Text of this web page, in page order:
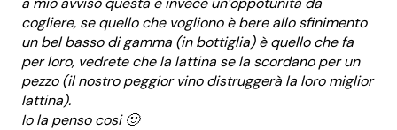
cogliere, se quello che vogliono è bere allo sfinimento
un bel basso di gamma (in bottiglia) è quello che fa
per loro, vedrete che la lattina se la scordano per un
pezzo (il nostro peggior vino distruggerà la loro miglior
lattina).
Io la penso cosi 🙂